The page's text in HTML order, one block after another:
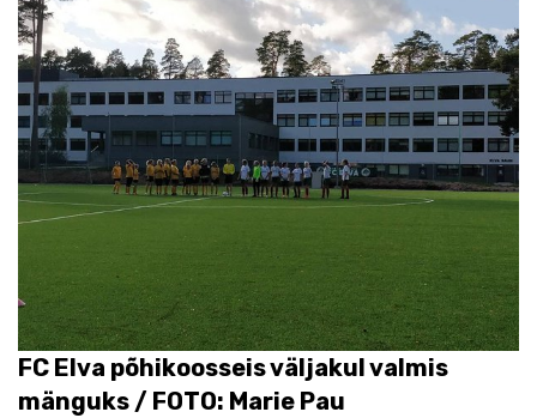
FC Elva põhikoosseis väljakul valmis
mänguks / FOTO: Marie Pau